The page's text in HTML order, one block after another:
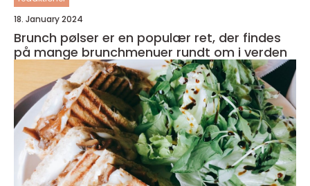
18. January 2024
Brunch pølser er en populær ret, der findes
på mange brunchmenuer rundt om i verden